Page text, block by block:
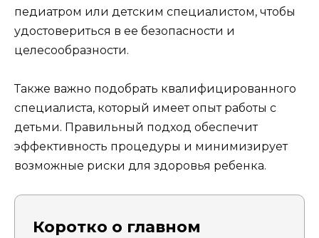
педиатром или детским специалистом, чтобы
удостовериться в ее безопасности и
целесообразности.
Также важно подобрать квалифицированного
специалиста, который имеет опыт работы с
детьми. Правильный подход обеспечит
эффективность процедуры и минимизирует
возможные риски для здоровья ребенка.
Коротко о главном